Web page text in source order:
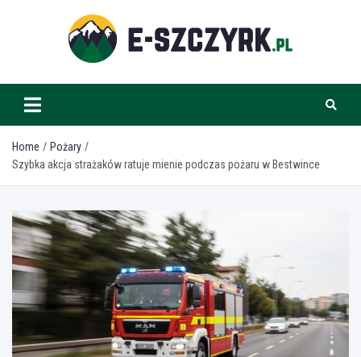
e-szczyrk.pl
Home
Pożary
Szybka akcja strażaków ratuje mienie podczas pożaru w Bestwince